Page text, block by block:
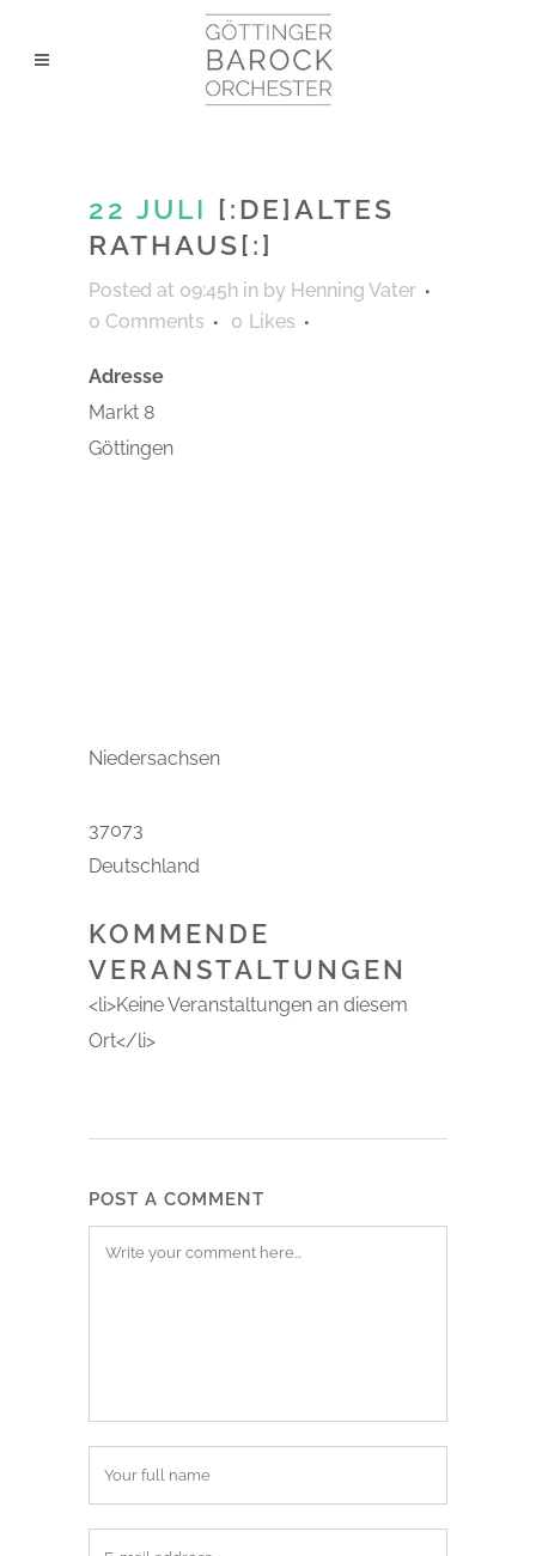
22 JULI [:DE]ALTES
RATHAUS[:]
Posted at 09:45h in by Henning Vater
0 Comments
0 Likes
Adresse
Markt 8
Göttingen
Niedersachsen
37073
Deutschland
KOMMENDE
VERANSTALTUNGEN
<li>Keine Veranstaltungen an diesem
Ort</li>
POST A COMMENT